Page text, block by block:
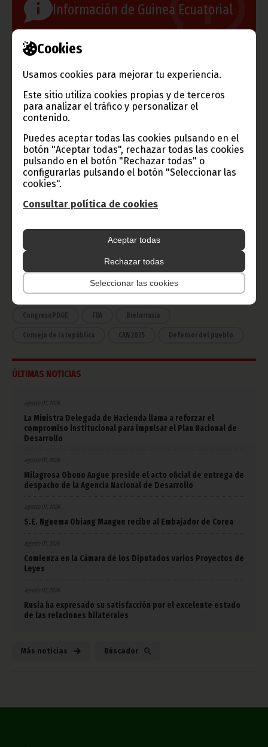
Cookies
Usamos cookies para mejorar tu experiencia.
Este sitio utiliza cookies propias y de terceros
para analizar el tráfico y personalizar el
contenido.
Puedes aceptar todas las cookies pulsando en el
botón "Aceptar todas", rechazar todas las cookies
pulsando en el botón "Rechazar todas" o
configurarlas pulsando el botón "Seleccionar las
cookies".
Consultar política de cookies
Aceptar todas
Rechazar todas
Seleccionar las cookies
Información de Guinea Ecuatorial
TVGE
Ecuatorial
Haz click aquí para escuchar ahora
CATEGORÍAS
África
COVID-19 Cultura Estadísticas CAN 2015
Economía Gente GE 50 Aniversario Independencia
CongresoPDGE FIJA Bielorrusia
Consejo de la república CAN 2025 Defensor del pueblo
ÚLTIMAS NOTICIAS
agosto 07, 2026
La Ministra Delegada de Hacienda llama a reforzar el
compromiso institucional para impulsar el Plan Nacional de
Desarrollo
agosto 07, 2026
Milagrosa Obono Angue preside el acto oficial de entrega de
despacho de la Agencia Nacional de Desarrollo
agosto 07, 2026
S.E. Nguema Obiang Mangue recibe al Embajador de Corea
agosto 07, 2026
Comienza en la Cámara de los Diputados varios Proyectos de
Leyes
agosto 07, 2026
Rusia ha expresado su satisfacción por el excelente estado
de las relaciones bilaterales
Más noticias Búscador